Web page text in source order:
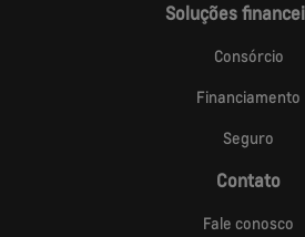
Soluções
Consórcio
Financiamento
Seguro
Contato
Fale conosco